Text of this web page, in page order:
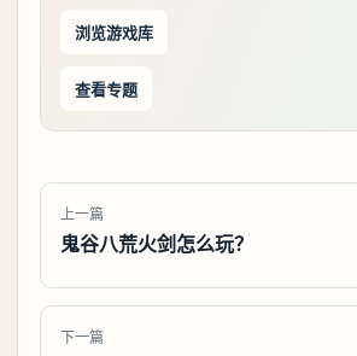
浏览游戏库
查看专题
上一篇
鬼谷八荒火剑怎么玩？
下一篇